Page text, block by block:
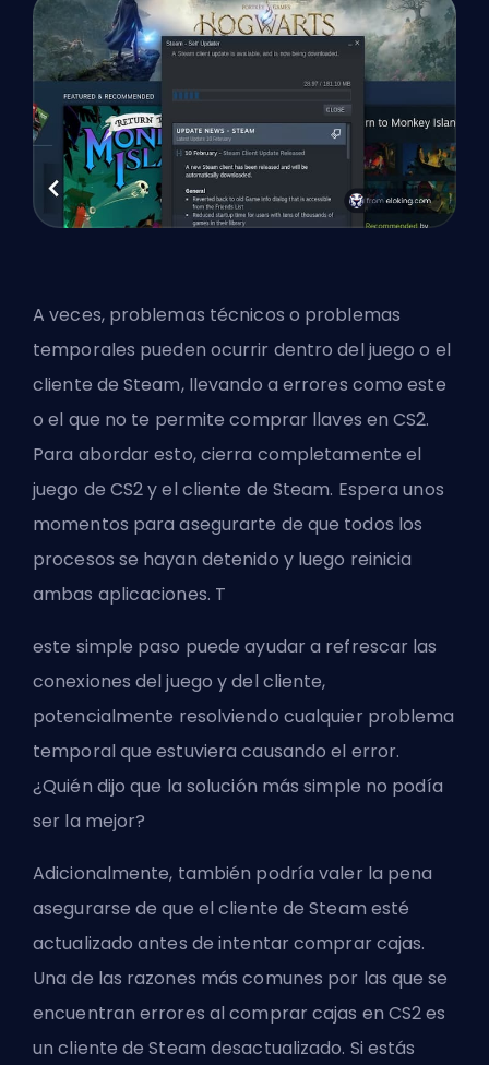
A veces, problemas técnicos o problemas
temporales pueden ocurrir dentro del juego o el
cliente de Steam, llevando a errores como este
o el que no te permite comprar llaves en CS2.
Para abordar esto, cierra completamente el
juego de CS2 y el cliente de Steam. Espera unos
momentos para asegurarte de que todos los
procesos se hayan detenido y luego reinicia
ambas aplicaciones. T
este simple paso puede ayudar a refrescar las
conexiones del juego y del cliente,
potencialmente resolviendo cualquier problema
temporal que estuviera causando el error.
¿Quién dijo que la solución más simple no podía
ser la mejor?
Adicionalmente, también podría valer la pena
asegurarse de que el cliente de Steam esté
actualizado antes de intentar comprar cajas.
Una de las razones más comunes por las que se
encuentran errores al comprar cajas en CS2 es
un cliente de Steam desactualizado. Si estás